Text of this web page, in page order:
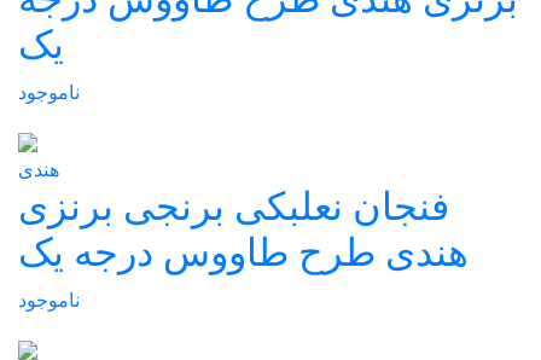
یک
ناموجود
هندی
فنجان نعلبکی برنجی برنزی
هندی طرح طاووس درجه یک
ناموجود